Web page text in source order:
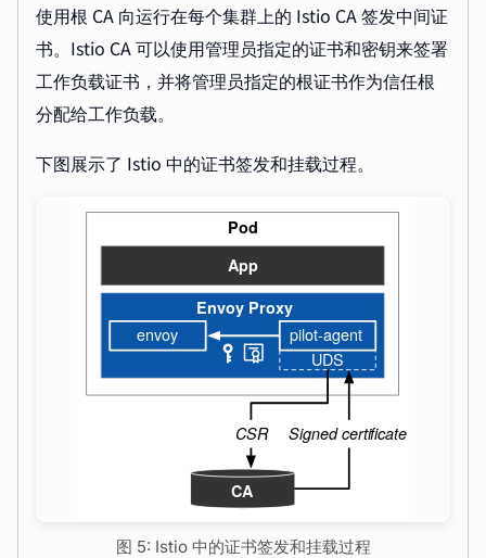
使用根 CA 向运行在每个集群上的 Istio CA 签发中间证
书。Istio CA 可以使用管理员指定的证书和密钥来签署
工作负载证书，并将管理员指定的根证书作为信任根
分配给工作负载。
下图展示了 Istio 中的证书签发和挂载过程。
图 5: Istio 中的证书签发和挂载过程